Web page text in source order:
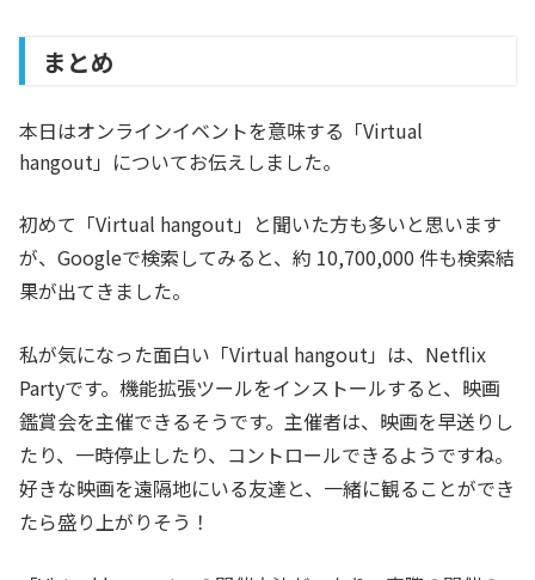
まとめ
本日はオンラインイベントを意味する「Virtual
hangout」についてお伝えしました。
初めて「Virtual hangout」と聞いた方も多いと思います
が、Googleで検索してみると、約 10,700,000 件も検索結
果が出てきました。
私が気になった面白い「Virtual hangout」は、Netflix
Partyです。機能拡張ツールをインストールすると、映画
鑑賞会を主催できるそうです。主催者は、映画を早送りし
たり、一時停止したり、コントロールできるようですね。
好きな映画を遠隔地にいる友達と、一緒に観ることができ
たら盛り上がりそう！